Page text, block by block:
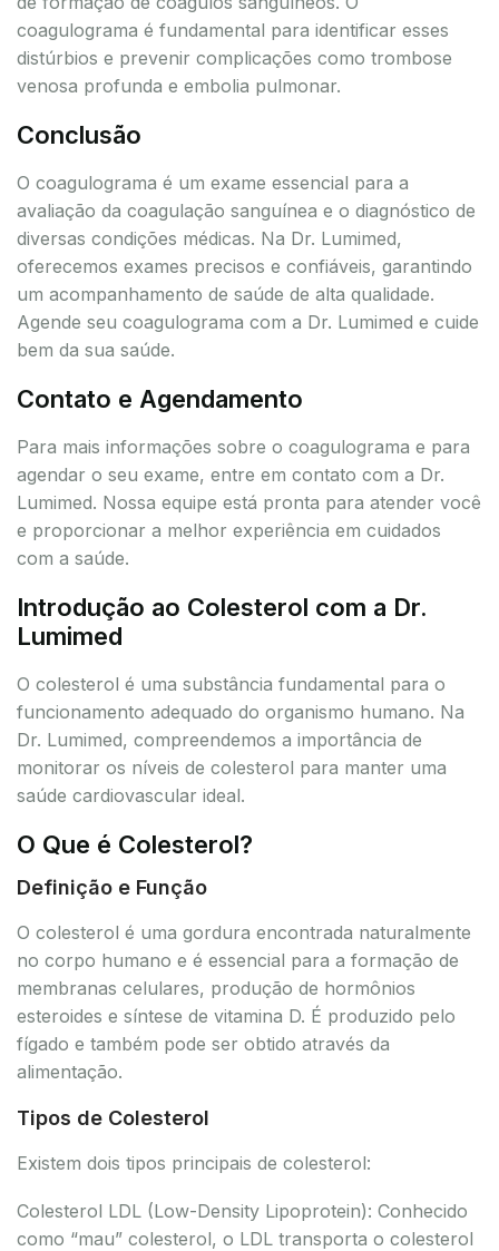
coagulograma é fundamental para identificar esses
distúrbios e prevenir complicações como trombose
venosa profunda e embolia pulmonar.
Conclusão
O coagulograma é um exame essencial para a
avaliação da coagulação sanguínea e o diagnóstico de
diversas condições médicas. Na Dr. Lumimed,
oferecemos exames precisos e confiáveis, garantindo
um acompanhamento de saúde de alta qualidade.
Agende seu coagulograma com a Dr. Lumimed e cuide
bem da sua saúde.
Contato e Agendamento
Para mais informações sobre o coagulograma e para
agendar o seu exame, entre em contato com a Dr.
Lumimed. Nossa equipe está pronta para atender você
e proporcionar a melhor experiência em cuidados
com a saúde.
Introdução ao Colesterol com a Dr.
Lumimed
O colesterol é uma substância fundamental para o
funcionamento adequado do organismo humano. Na
Dr. Lumimed, compreendemos a importância de
monitorar os níveis de colesterol para manter uma
saúde cardiovascular ideal.
O Que é Colesterol?
Definição e Função
O colesterol é uma gordura encontrada naturalmente
no corpo humano e é essencial para a formação de
membranas celulares, produção de hormônios
esteroides e síntese de vitamina D. É produzido pelo
fígado e também pode ser obtido através da
alimentação.
Tipos de Colesterol
Existem dois tipos principais de colesterol:
Colesterol LDL (Low-Density Lipoprotein): Conhecido
como “mau” colesterol, o LDL transporta o colesterol